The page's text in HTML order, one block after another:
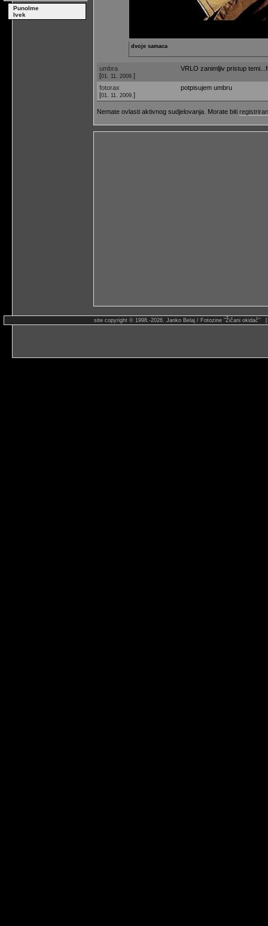
PunoIme
Ivek
dvoje samaca
umbra
[01. 11. 2009. ]
VRLO zanimljiv pristup
fotorax
[01. 11. 2009. ]
potpisujem umbru
Nemate ovlasti aktivnog sudjelovanja. Morate biti
site copyright © 1998.-2026. Janko Belaj / Fotozine "Žičani okidač"